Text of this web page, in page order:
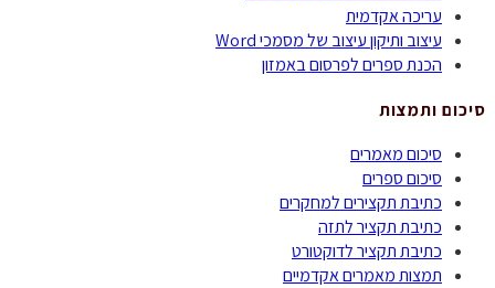
עריכה אקדמית
עיצוב ותיקון עיצוב של מסמכי Word
הכנת ספרים לפרסום באמזון
סיכום ותמצות
סיכום מאמרים
סיכום ספרים
כתיבת תקצירים למחקרים
כתיבת תקציר לתזה
כתיבת תקציר לדוקטורט
תמצות מאמרים אקדמיים